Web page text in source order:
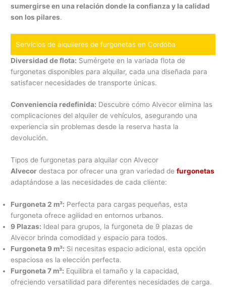
sumergirse en una relación donde la confianza y la calidad
son los pilares.
Servicios de alquileres de furgonetas en Cordóba
Diversidad de flota: Sumérgete en la variada flota de
furgonetas disponibles para alquilar, cada una diseñada para
satisfacer necesidades de transporte únicas.
Conveniencia redefinida: Descubre cómo Alvecor elimina las
complicaciones del alquiler de vehículos, asegurando una
experiencia sin problemas desde la reserva hasta la
devolución.
Tipos de furgonetas para alquilar con Alvecor
Alvecor destaca por ofrecer una gran variedad defurgonetas
adaptándose a las necesidades de cada cliente:
Furgoneta 2 m³: Perfecta para cargas pequeñas, esta
furgoneta ofrece agilidad en entornos urbanos.
9 Plazas: Ideal para grupos, la furgoneta de 9 plazas de
Alvecor brinda comodidad y espacio para todos.
Furgoneta 9 m³: Si necesitas espacio adicional, esta opción
espaciosa es la elección perfecta.
Furgoneta 7 m³: Equilibra el tamaño y la capacidad,
ofreciendo versatilidad para diferentes necesidades de carga.